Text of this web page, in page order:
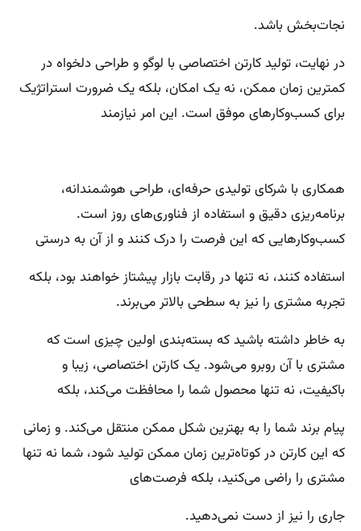
نجات‌بخش باشد.
در نهایت، تولید کارتن اختصاصی با لوگو و طراحی دلخواه در
کمترین زمان ممکن، نه یک امکان، بلکه یک ضرورت استراتژیک
برای کسب‌وکارهای موفق است. این امر نیازمند
همکاری با شرکای تولیدی حرفه‌ای، طراحی هوشمندانه،
برنامه‌ریزی دقیق و استفاده از فناوری‌های روز است.
کسب‌وکارهایی که این فرصت را درک کنند و از آن به درستی
استفاده کنند، نه تنها در رقابت بازار پیشتاز خواهند بود، بلکه
تجربه مشتری را نیز به سطحی بالاتر می‌برند.
به خاطر داشته باشید که بسته‌بندی اولین چیزی است که
مشتری با آن روبرو می‌شود. یک کارتن اختصاصی، زیبا و
باکیفیت، نه تنها محصول شما را محافظت می‌کند، بلکه
پیام برند شما را به بهترین شکل ممکن منتقل می‌کند. و زمانی
که این کارتن در کوتاه‌ترین زمان ممکن تولید شود، شما نه تنها
مشتری را راضی می‌کنید، بلکه فرصت‌های
جاری را نیز از دست نمی‌دهید.